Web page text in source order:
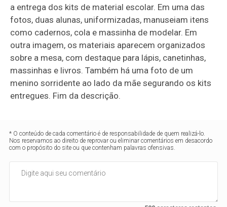
a entrega dos kits de material escolar. Em uma das
fotos, duas alunas, uniformizadas, manuseiam itens
como cadernos, cola e massinha de modelar. Em
outra imagem, os materiais aparecem organizados
sobre a mesa, com destaque para lápis, canetinhas,
massinhas e livros. Também há uma foto de um
menino sorridente ao lado da mãe segurando os kits
entregues. Fim da descrição.
* O conteúdo de cada comentário é de responsabilidade de quem realizá-lo.
Nos reservamos ao direito de reprovar ou eliminar comentários em desacordo
com o propósito do site ou que contenham palavras ofensivas.